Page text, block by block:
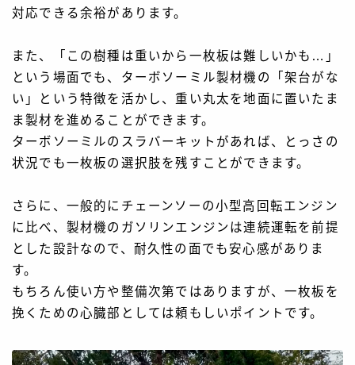
対応できる余裕があります。
また、「この樹種は重いから一枚板は難しいかも…」
という場面でも、ターボソーミル製材機の「架台がな
い」という特徴を活かし、重い丸太を地面に置いたま
ま製材を進めることができます。
ターボソーミルのスラバーキットがあれば、とっさの
状況でも一枚板の選択肢を残すことができます。
さらに、一般的にチェーンソーの小型高回転エンジン
に比べ、製材機のガソリンエンジンは連続運転を前提
とした設計なので、耐久性の面でも安心感がありま
す。
もちろん使い方や整備次第ではありますが、一枚板を
挽くための心臓部としては頼もしいポイントです。